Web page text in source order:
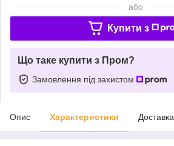
або
Купити з
Що таке купити з Пром?
Замовлення під захистом
Опис Характеристики Доставка